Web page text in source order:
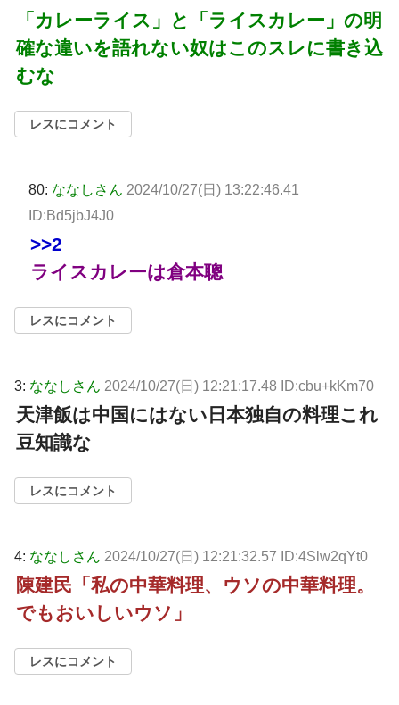
「カレーライス」と「ライスカレー」の明
確な違いを語れない奴はこのスレに書き込
むな
レスにコメント
80: ななしさん 2024/10/27(日) 13:22:46.41
ID:Bd5jbJ4J0
>>2
ライスカレーは倉本聰
レスにコメント
3: ななしさん 2024/10/27(日) 12:21:17.48 ID:cbu+kKm70
天津飯は中国にはない日本独自の料理これ
豆知識な
レスにコメント
4: ななしさん 2024/10/27(日) 12:21:32.57 ID:4Slw2qYt0
陳建民「私の中華料理、ウソの中華料理。
でもおいしいウソ」
レスにコメント